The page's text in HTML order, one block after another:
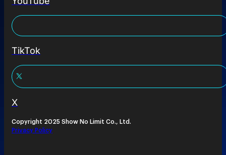
TikTok
X
Copyright 2025 Show No Limit Co., Ltd.
Privacy Policy